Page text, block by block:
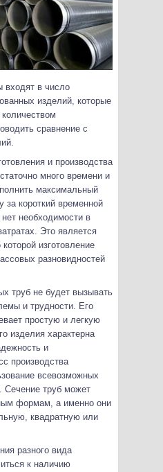
входят в число
изделий, которые
сравнение с
и производства
много времени и
максимальный
за короткий временной
необходимости в
Это является
изготовление
разновидностей
труб не будет вызывать
и трудности. Его
простую и легкую
изделия характерна
и
производства
всевозможных
Сечение труб может
формам, а именно они
квадратную или
разного вида
к наличию